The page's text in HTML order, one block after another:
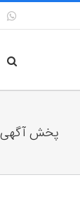
پخش آگهی